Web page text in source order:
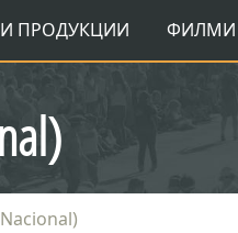
ПРОДУКЦИИ ФИЛМИ